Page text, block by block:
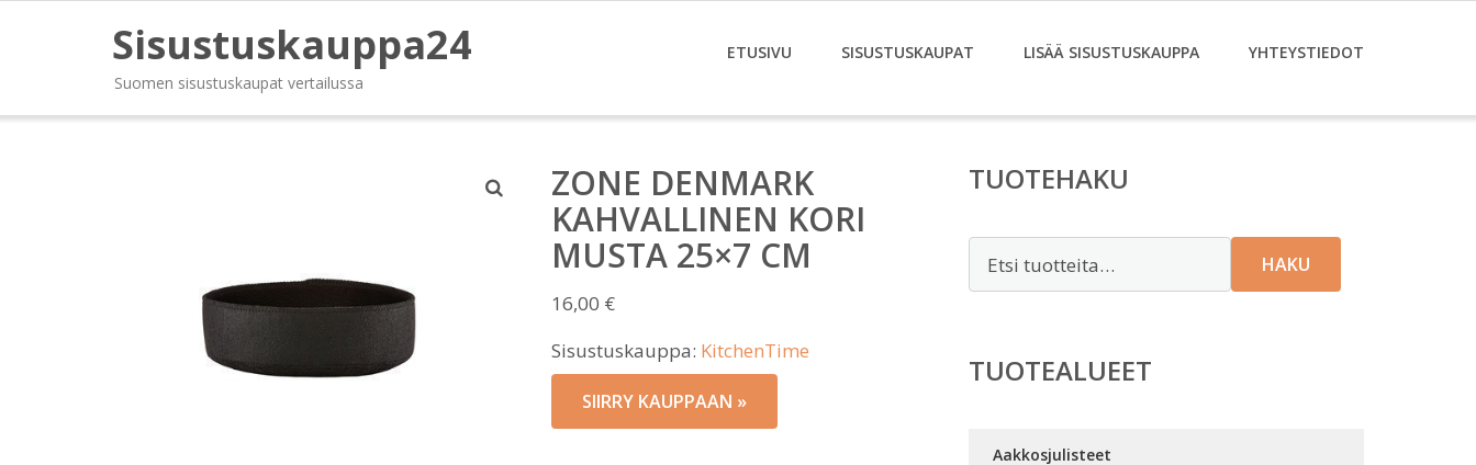
Sisustuskauppa24
Suomen sisustuskaupat vertailussa
ETUSIVU SISUSTUSKAUPAT LISÄÄ SISUSTUSKAUPPA YHTEYSTIEDOT
ZONE DENMARK
KAHVALLINEN KORI
MUSTA 25×7 CM
16,00 €
Sisustuskauppa: KitchenTime
SIIRRY KAUPPAAN »
TUOTEHAKU
HAKU
TUOTEALUEET
Aakkosjulisteet